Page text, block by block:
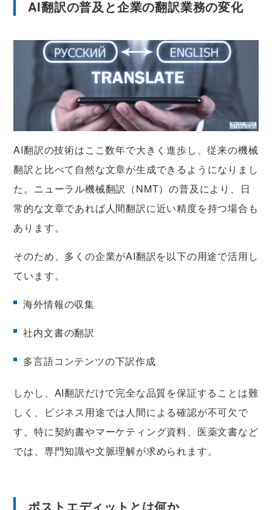
AI翻訳の普及と企業の翻訳業務の変化
AI翻訳の技術はここ数年で大きく進歩し、従来の機械
翻訳と比べて自然な文章が生成できるようになりまし
た。ニューラル機械翻訳（NMT）の普及により、日
常的な文章であれば人間翻訳に近い精度を持つ場合も
あります。
そのため、多くの企業がAI翻訳を以下の用途で活用し
ています。
海外情報の収集
社内文書の翻訳
多言語コンテンツの下訳作成
しかし、AI翻訳だけで完全な品質を保証することは難
しく、ビジネス用途では人間による確認が不可欠で
す。特に契約書やマーケティング資料、医薬文書など
では、専門知識や文脈理解が求められます。
ポストエディットとは何か